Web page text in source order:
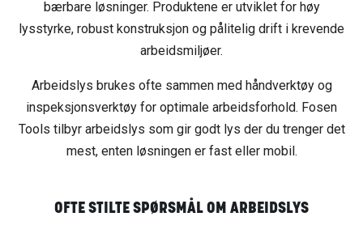
bærbare løsninger. Produktene er utviklet for høy
lysstyrke, robust konstruksjon og pålitelig drift i krevende
arbeidsmiljøer.
Arbeidslys brukes ofte sammen med håndverktøy og
inspeksjonsverktøy for optimale arbeidsforhold. Fosen
Tools tilbyr arbeidslys som gir godt lys der du trenger det
mest, enten løsningen er fast eller mobil.
OFTE STILTE SPØRSMÅL OM ARBEIDSLYS